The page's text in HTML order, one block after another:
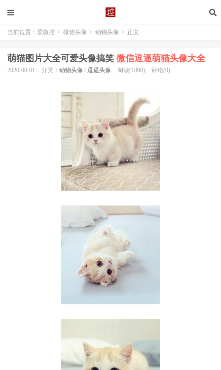
当前位置： 爱微控 > 微信头像 > 动物头像 > 正文
萌猫图片大全可爱头像搞笑 微信逗逼萌猫头像大全
2020-08-01 分类： 动物头像 / 逗逼头像 阅读(1890) 评论(0)